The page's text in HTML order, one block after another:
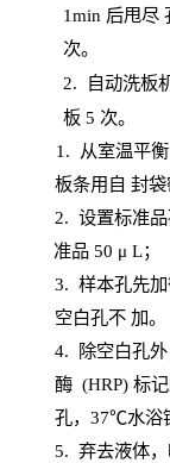
1min 后甩尽
次。
2.
自动洗板
板 5 次。
1 . 从室温平衡
板条用自 封袋
2. 设置标准
准品 50 μ L；
3. 样本孔先加
空白孔不 加。
4.
除空白孔
酶 (HRP) 标
孔， 37℃水浴
5. 弃去液体